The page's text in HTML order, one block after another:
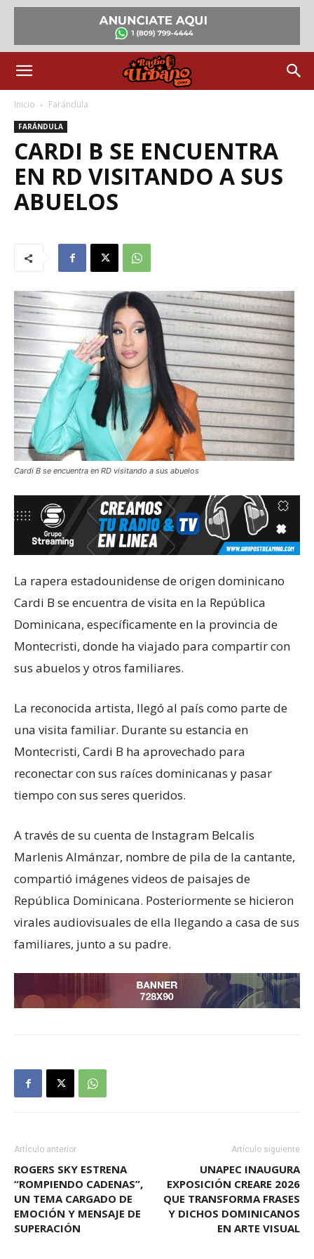
Inicio Farándula
FARÁNDULA
CARDI B SE ENCUENTRA
EN RD VISITANDO A SUS
ABUELOS
Cardi B se encuentra en RD visitando a sus abuelos
La rapera estadounidense de origen dominicano
Cardi B se encuentra de visita en la República
Dominicana, específicamente en la provincia de
Montecristi, donde ha viajado para compartir con
sus abuelos y otros familiares.
La reconocida artista, llegó al país como parte de
una visita familiar. Durante su estancia en
Montecristi, Cardi B ha aprovechado para
reconectar con sus raíces dominicanas y pasar
tiempo con sus seres queridos.
A través de su cuenta de Instagram Belcalis
Marlenis Almánzar, nombre de pila de la cantante,
compartió imágenes videos de paisajes de
República Dominicana. Posteriormente se hicieron
virales audiovisuales de ella llegando a casa de sus
familiares, junto a su padre.
Artículo anterior
ROGERS SKY ESTRENA
“ROMPIENDO CADENAS”,
UN TEMA CARGADO DE
EMOCIÓN Y MENSAJE DE
SUPERACIÓN
Artículo siguiente
UNAPEC INAUGURA
EXPOSICIÓN CREARE 2026
QUE TRANSFORMA FRASES
Y DICHOS DOMINICANOS
EN ARTE VISUAL